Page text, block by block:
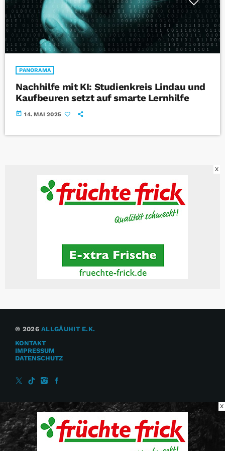
PANORAMA
Nachhilfe mit KI: Studienkreis Lindau und
Kaufbeuren setzt auf smarte Lernhilfe
today 14. MAI 2025
X
© 2026ALLGÄUHIT E.K.
KONTAKT
IMPRESSUM
DATENSCHUTZ
X